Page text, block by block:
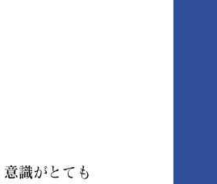
意識がとても